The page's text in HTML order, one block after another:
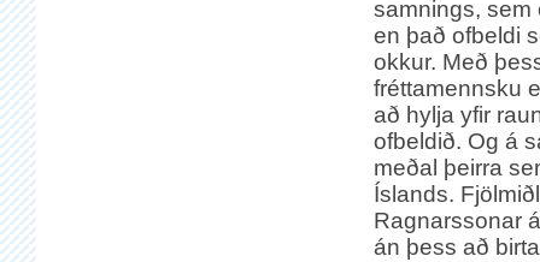
samnings, sem
en það ofbeldi
okkur. Með
fréttamennsku
að hylja yfir
ofbeldið. Og á
meðal þeirra
Íslands.
Ragnarssonar
án þess að